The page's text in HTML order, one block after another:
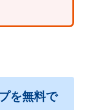
を無料で